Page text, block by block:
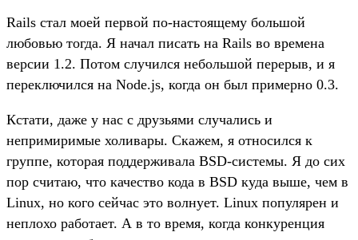
Rails стал моей первой по-настоящему большой
любовью тогда. Я начал писать на Rails во времена
версии 1.2. Потом случился небольшой перерыв, и я
переключился на Node.js, когда он был примерно 0.3.
Кстати, даже у нас с друзьями случались и
непримиримые холивары. Скажем, я относился к
группе, которая поддерживала BSD-системы. Я до сих
пор считаю, что качество кода в BSD куда выше, чем в
Linux, но кого сейчас это волнует. Linux популярен и
неплохо работает. А в то время, когда конкуренция